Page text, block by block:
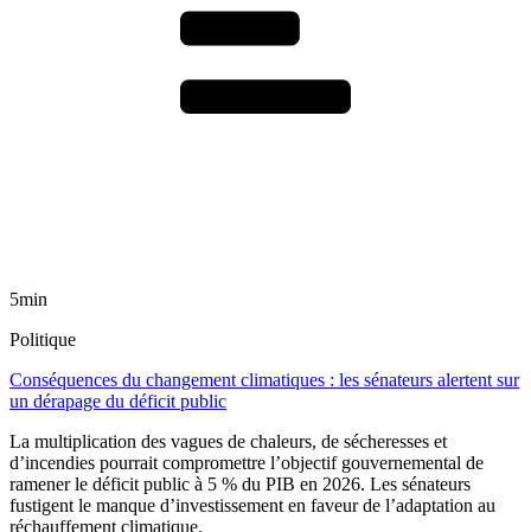
5min
Politique
Conséquences du changement climatiques : les sénateurs alertent sur
un dérapage du déficit public
La multiplication des vagues de chaleurs, de sécheresses et
d’incendies pourrait compromettre l’objectif gouvernemental de
ramener le déficit public à 5 % du PIB en 2026. Les sénateurs
fustigent le manque d’investissement en faveur de l’adaptation au
réchauffement climatique.